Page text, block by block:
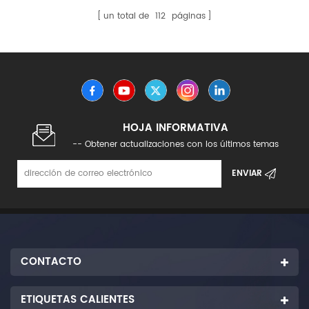
un total de 112 páginas
HOJA INFORMATIVA
-- Obtener actualizaciones con los últimos temas
CONTACTO
ETIQUETAS CALIENTES